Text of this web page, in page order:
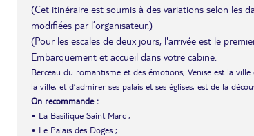
(Cet itinéraire est soumis à des variations selon les
modifiées par l’organisateur.)
(Pour les escales de deux jours, l'arrivée est le
Embarquement et accueil dans votre cabine.
Berceau du romantisme et des émotions, Venise est la
la ville, et d’admirer ses palais et ses églises, est de la
On recommande :
• La Basilique Saint Marc ;
• Le Palais des Doges ;